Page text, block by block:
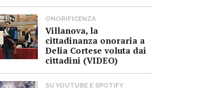
ONORIFICENZA
Villanova, la
cittadinanza onoraria a
Delia Cortese voluta dai
cittadini (VIDEO)
SU YOUTUBE E SPOTIFY